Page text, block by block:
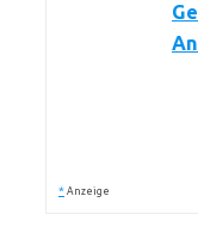
* Anzeige